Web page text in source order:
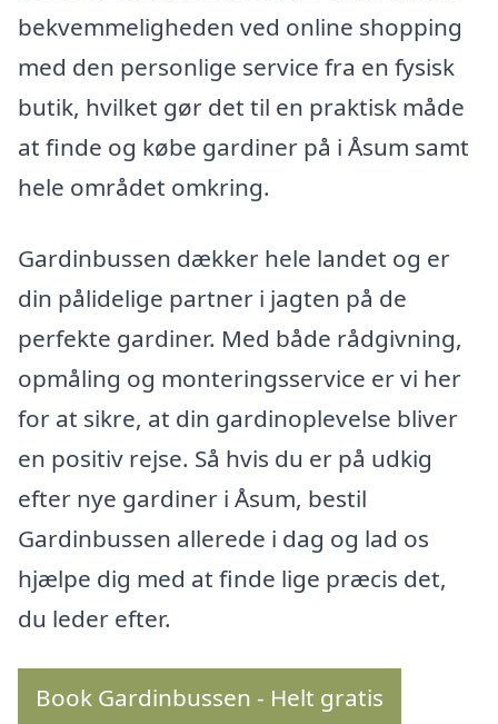
bekvemmeligheden ved online shopping
med den personlige service fra en fysisk
butik, hvilket gør det til en praktisk måde
at finde og købe gardiner på i Åsum samt
hele området omkring.
Gardinbussen dækker hele landet og er
din pålidelige partner i jagten på de
perfekte gardiner. Med både rådgivning,
opmåling og monteringsservice er vi her
for at sikre, at din gardinoplevelse bliver
en positiv rejse. Så hvis du er på udkig
efter nye gardiner i Åsum, bestil
Gardinbussen allerede i dag og lad os
hjælpe dig med at finde lige præcis det,
du leder efter.
Book Gardinbussen - Helt gratis